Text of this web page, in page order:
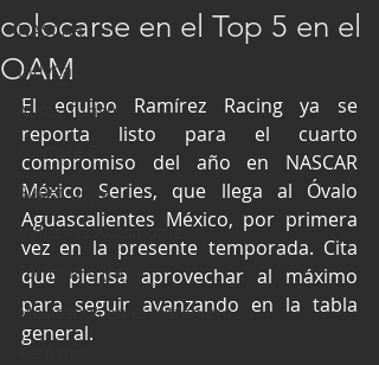
NASCAR
IndyCar
Autos Turismo
Fórmula E
Súper Copa
Industria Automotriz
Fórmula 4 (F4)
Mexicanos en el extranjero
Kartismo
colocarse en el Top 5 en el
OAM
El equipo Ramírez Racing ya se
reporta listo para el cuarto
compromiso del año en NASCAR
México Series, que llega al Óvalo
Aguascalientes México, por primera
vez en la presente temporada. Cita
que piensa aprovechar al máximo
para seguir avanzando en la tabla
general.